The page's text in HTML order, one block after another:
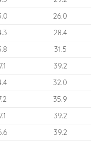
26.0
28.4
31.5
39.2
32.0
35.9
39.2
39.2